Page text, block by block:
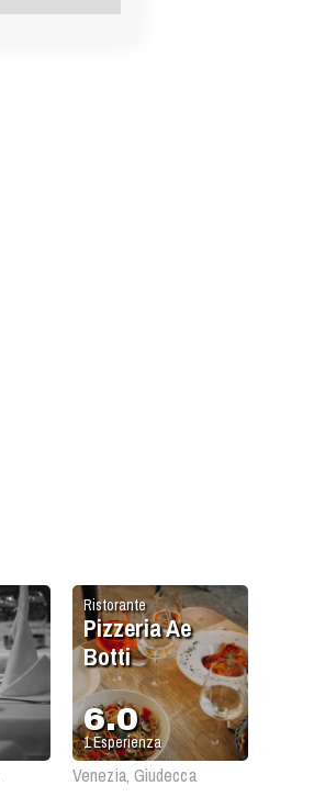
Ristorante
Pizzeria Ae
Botti
6.0
1Esperienza
Venezia, Giudecca